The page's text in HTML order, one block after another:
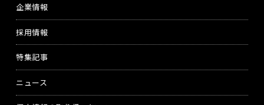
企業情報
採用情報
特集記事
ニュース